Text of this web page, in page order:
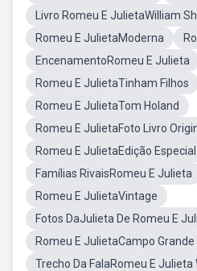
Livro Romeu E JulietaWilliam
Romeu E JulietaModerna
EncenamentoRomeu E Julieta
Romeu E JulietaTinham Filhos
Romeu E JulietaTom Holand
Romeu E JulietaFoto Livro
Romeu E JulietaEdição
Famílias RivaisRomeu E Julieta
Romeu E JulietaVintage
Fotos DaJulieta De Romeu E
Romeu E JulietaCampo Grande
Trecho Da FalaRomeu E Julieta